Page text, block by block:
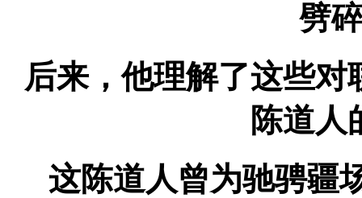
劈碎
后来，他理解了这些
陈道人
这陈道人曾为驰骋疆